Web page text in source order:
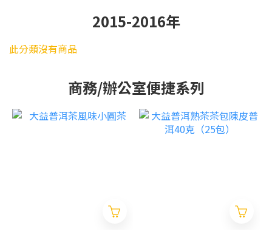
2015-2016年
此分類沒有商品
商務/辦公室便捷系列